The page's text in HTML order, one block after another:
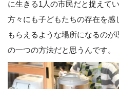
に生きる1人の市民だと捉えて
方々にも子どもたちの存在を感
もらえるような場所になるの
の一つの方法だと思うんです。